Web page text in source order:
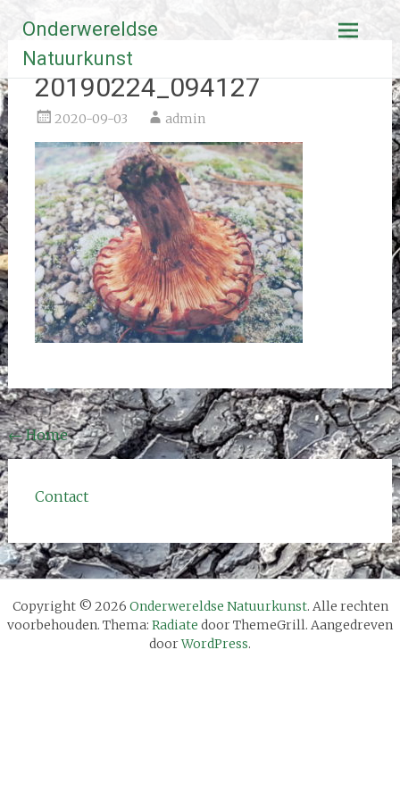
naar
inhoud
Onderwereldse
Natuurkunst
20190224_094127
2020-09-03 admin
Bericht
navigatie
←Home
Contact
Copyright © 2026 Onderwereldse Natuurkunst. Alle rechten
voorbehouden. Thema: Radiate door ThemeGrill. Aangedreven
doorWordPress.